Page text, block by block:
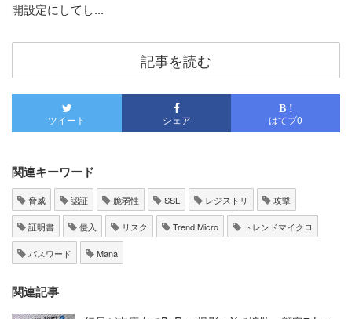
開設定にしてし...
記事を読む
ツイート シェア
B !
はてブ0
関連キーワード
脅威 認証 脆弱性 SSL レジストリ 攻撃
証明書 侵入 リスク Trend Micro トレンドマイクロ
パスワード Mana
関連記事